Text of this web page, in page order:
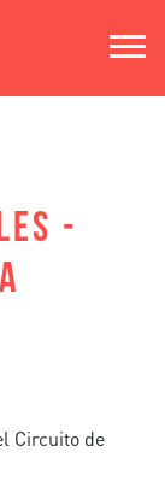
-
Circuito de